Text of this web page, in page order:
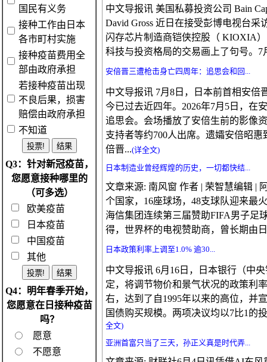
国民有义务
接种工作由日本
各市町村实施
接种疫苗费用全
部由政府承担
若接种疫苗出现
不良后果，损害
赔偿由政府承担
不知道
Q3：针对新冠疫苗，
您愿意接种哪里的
（可多选）
欧美疫苗
日本疫苗
中国疫苗
其他
Q4：明年春季开始，
您愿意在日接种疫苗
吗？
愿意
不愿意
中文导报讯 美国私募投资公司 Bain
David Gross 近日在接受彭博电视台
闪存芯片制造商铠侠控股（ KIOXIA
科技与投资格局的交易画上了句号。7
安倍晋三遭枪击身亡四周年：追思会和回...
中文导报讯 7月8日，日本前首相安倍
今已过去近四年。2026年7月5日，在
追思会。会场播放了安倍生前的影像
支持者等约700人出席。遗孀安倍昭
倍晋...(详全文)
日本制造业曾经辉煌的历史，一切都快结...
文章来源: 南风窗 作者 | 荣智慧编辑 |
个国家，16座球场，48支球队迎来最
海信集团连续第三届赞助FIFA男子足
得，世界杯的电视赞助商，曾长期由
日本政策利率上调至1.0% 逾30...
中文导报讯 6月16日，日本银行（中
定，将调节物价和景气状况的政策利
右，达到了自1995年以来的高位，并
国债购买规模。两项决议均以7比1的
全文)
亚洲首富只当了三天，孙正义真是时代弄...